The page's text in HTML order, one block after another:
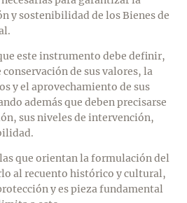
y sostenibilidad de los Bienes de
este instrumento debe definir,
de sus valores, la
y el aprovechamiento de sus
además que deben precisarse
sus niveles de intervención,
que orientan la formulación del
al recuento histórico y cultural,
y es pieza fundamental